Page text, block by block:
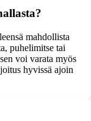
mahdollista
puhelimitse tai
voi varata myös
hyvissä ajoin